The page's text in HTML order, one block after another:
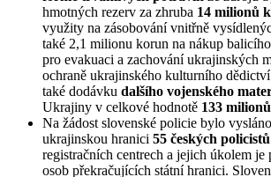
hmotných rezerv za zhruba 14 milionů
využity na zásobování vnitřně
také 2,1 milionu korun na nákup
pro evakuaci a zachování ukrajinských
ochraně ukrajinského kulturního
také dodávku dalšího vojenského
Ukrajiny v celkové hodnotě 133
Na žádost slovenské policie bylo
ukrajinskou hranici 55 českých policistů
registračních centrech a jejich úkolem je
osob překračujících státní hranici.